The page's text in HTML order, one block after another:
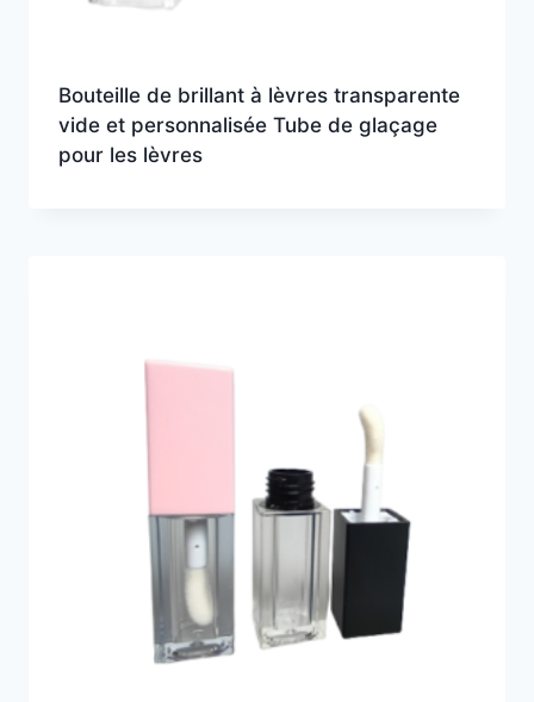
Bouteille de brillant à lèvres transparente
vide et personnalisée Tube de glaçage
pour les lèvres